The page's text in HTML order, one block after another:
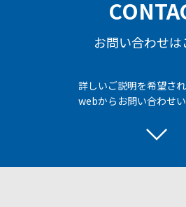
お問い合わせは
詳しいご説明を希望され
webからお問い合わせ